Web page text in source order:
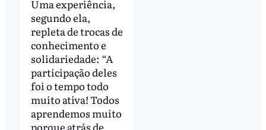
Uma experiência,
segundo ela,
repleta de trocas de
conhecimento e
solidariedade: “A
participação deles
foi o tempo todo
muito ativa! Todos
aprendemos muito
porque atrás de